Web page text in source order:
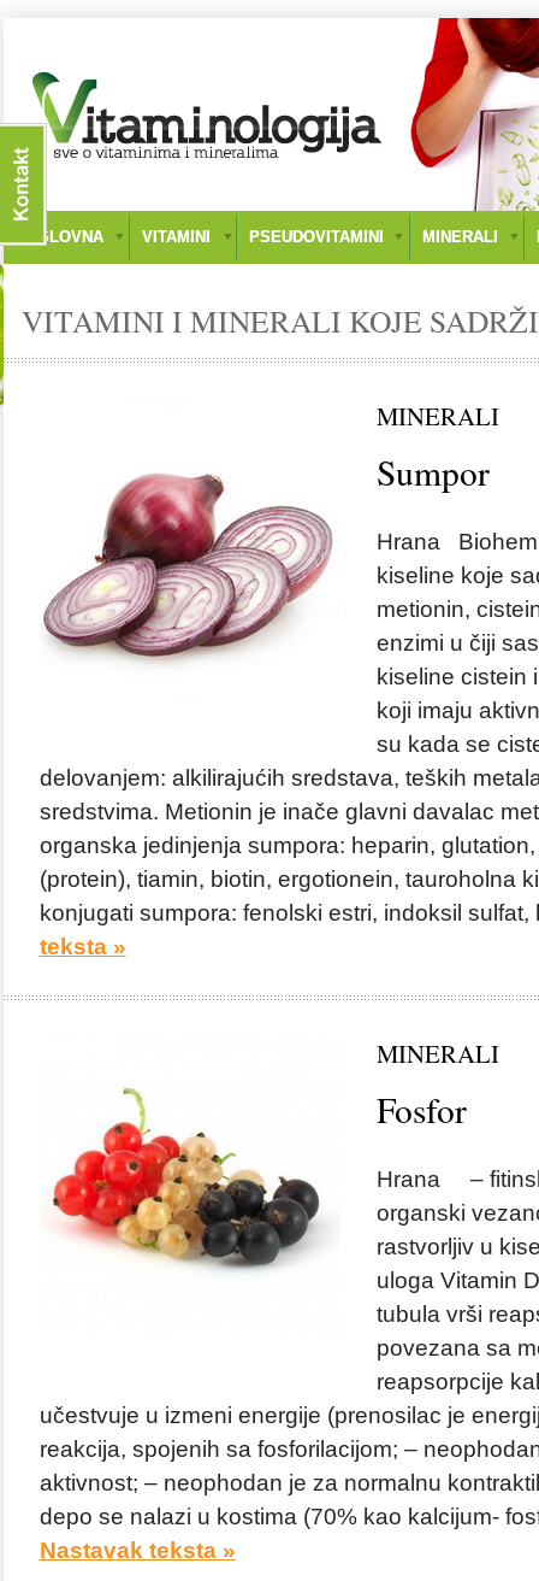
NASLOVNA VITAMINI PSEUDOVITAMINI MINERALI
VITAMINI I MINERALI KOJE
MINERALI
Sumpor
Hrana
kiseline koje
metionin,
enzimi u čiji
kiseline cistein
koji imaju
su kada se
delovanjem: alkilirajućih sredstava, teških
sredstvima. Metionin je inače glavni davalac
organska jedinjenja sumpora: heparin,
(protein), tiamin, biotin, ergotionein, tauroholna
konjugati sumpora: fenolski estri, indoksil
teksta »
MINERALI
Fosfor
Hrana –
organski
rastvorljiv u
uloga Vitamin
tubula vrši
povezana sa
reapsorpcije
učestvuje u izmeni energije (prenosilac je
reakcija, spojenih sa fosforilacijom; –
aktivnost; – neophodan je za normalnu
depo se nalazi u kostima (70% kao kalcijum-
Nastavak teksta »